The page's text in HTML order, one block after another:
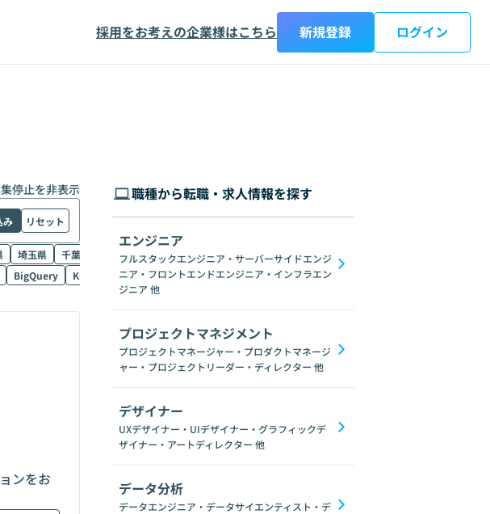
採用をお考えの企業様はこちら 新規登録 ログイン
停止を非表示
み リセット
埼玉県 千葉県 東京都 神奈川県 新潟県 富山県 石川県
BigQuery Kubernetes Datadog Jenkins Zabbix NGINX
ンをお
職種から転職・求人情報を探す
エンジニア
フルスタックエンジニア・サーバーサイドエンジ
ニア・フロントエンドエンジニア・インフラエン
ジニア 他
プロジェクトマネジメント
プロジェクトマネージャー・プロダクトマネージ
ャー・プロジェクトリーダー・ディレクター 他
デザイナー
UXデザイナー・UIデザイナー・グラフィックデ
ザイナー・アートディレクター 他
データ分析
データエンジニア・データサイエンティスト・デ